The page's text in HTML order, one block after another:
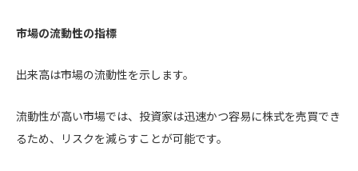
市場の流動性の指標
出来高は市場の流動性を示します。
流動性が高い市場では、投資家は迅速かつ容易に株式を売買でき
るため、リスクを減らすことが可能です。